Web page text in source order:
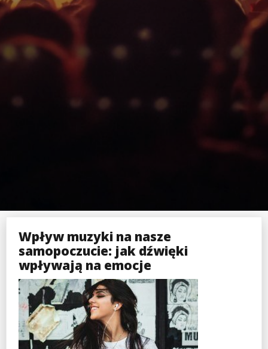
Wpływ muzyki na nasze
samopoczucie: jak dźwięki
wpływają na emocje